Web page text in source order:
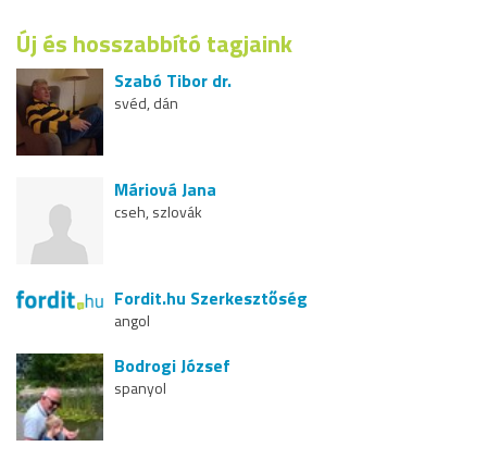
Új és hosszabbító tagjaink
Szabó Tibor dr.
svéd, dán
Máriová Jana
cseh, szlovák
Fordit.hu Szerkesztőség
angol
Bodrogi József
spanyol